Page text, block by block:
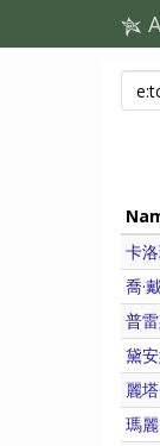
卡
喬·
普
黛
麗
瑪